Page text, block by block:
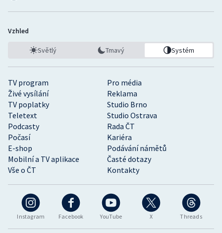
Instagram Facebook YouTube X Threads
TV program
Pro média
Živé vysílání
Reklama
TV poplatky
Studio Brno
Teletext
Studio Ostrava
Podcasty
Rada ČT
Počasí
Kariéra
E-shop
Podávání námětů
Mobilní a TV aplikace
Časté dotazy
Vše o ČT
Kontakty
Vzhled
Světlý Tmavý Systém